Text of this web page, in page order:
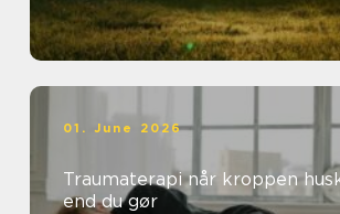
01. June 2026
Traumaterapi når kroppen husker mere
end du gør